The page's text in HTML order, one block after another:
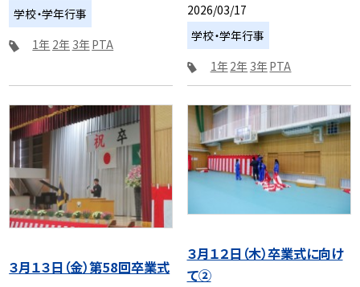
学校・学年行事
1年 2年 3年PTA
2026/03/17
学校・学年行事
1年2年 3年PTA
３月１３日（金）第58回卒業式
３月１２日（木）卒業式に向け
て②